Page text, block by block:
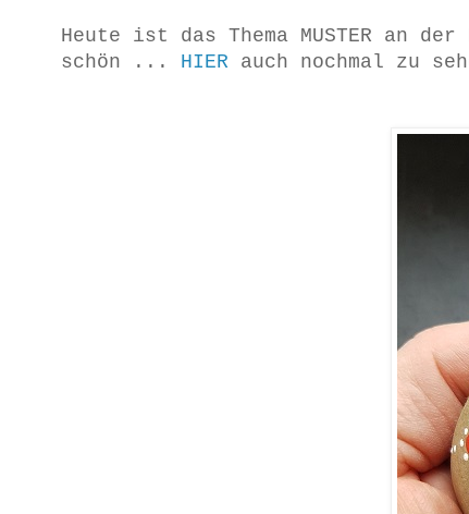
Heute ist das Thema MUSTER an
schön ... HIER auch nochmal zu